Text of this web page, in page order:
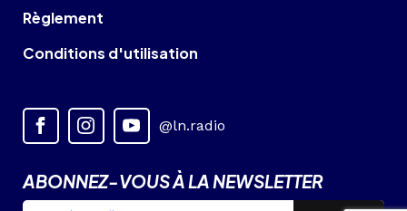
Règlement
Conditions d'utilisation
@ln.radio
ABONNEZ-VOUS À LA NEWSLETTER